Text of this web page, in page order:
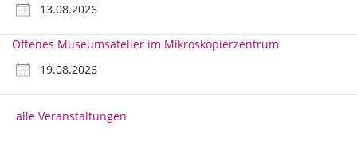
13.08.2026
Offenes Museumsatelier im Mikroskopierzentrum
19.08.2026
alle Veranstaltungen